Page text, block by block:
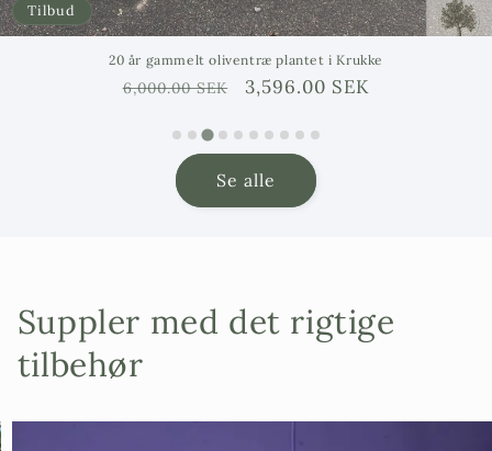
Tilbud
20 år gammelt oliventræ plantet i Krukke
Ordinarie
6,000.00 SEK Försäljningspris
3,596.00 SEK
Se alle
Suppler med det rigtige
tilbehør